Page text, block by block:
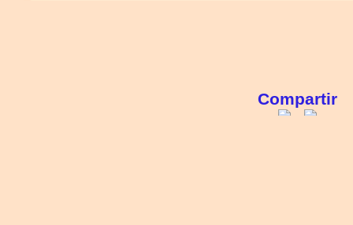
Compartir